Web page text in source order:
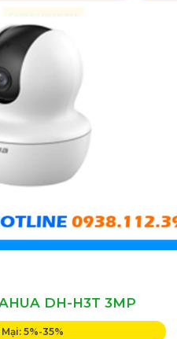
DH-H3T 3MP
5%-35%